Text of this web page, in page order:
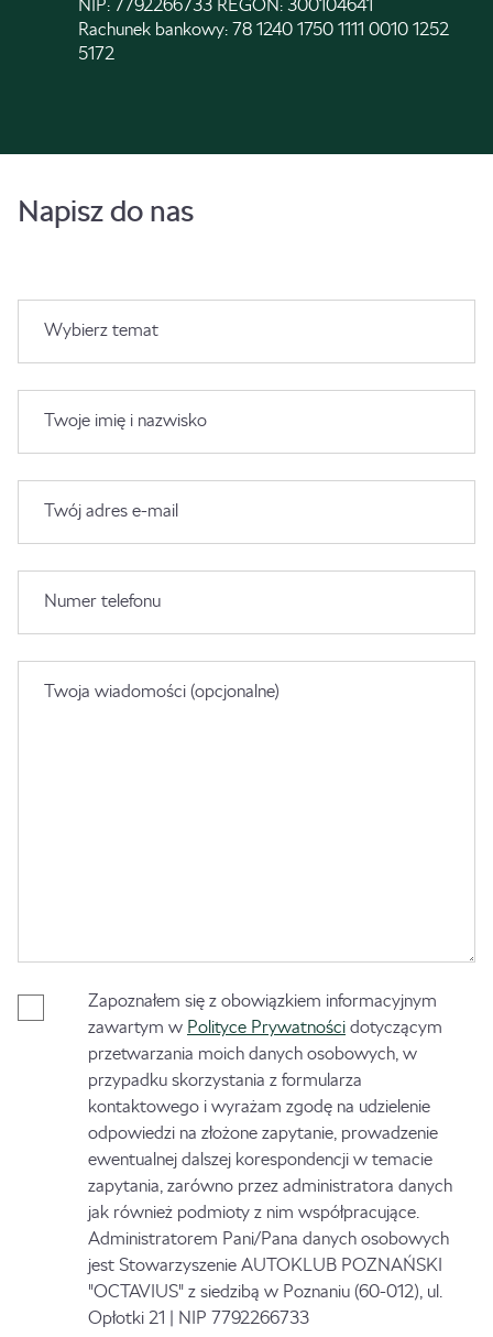
NIP: 7792266733 REGON: 300104641
Rachunek bankowy: 78 1240 1750 1111 0010 1252
5172
Napisz do nas
Wybierz temat
Twoje imię i nazwisko
Twój adres e-mail
Numer telefonu
Twoja wiadomości (opcjonalne)
Zapoznałem się z obowiązkiem informacyjnym
zawartym w Polityce Prywatności dotyczącym
przetwarzania moich danych osobowych, w
przypadku skorzystania z formularza
kontaktowego i wyrażam zgodę na udzielenie
odpowiedzi na złożone zapytanie, prowadzenie
ewentualnej dalszej korespondencji w temacie
zapytania, zarówno przez administratora danych
jak również podmioty z nim współpracujące.
Administratorem Pani/Pana danych osobowych
jest Stowarzyszenie AUTOKLUB POZNAŃSKI
"OCTAVIUS" z siedzibą w Poznaniu (60-012), ul.
Opłotki 21 | NIP 7792266733